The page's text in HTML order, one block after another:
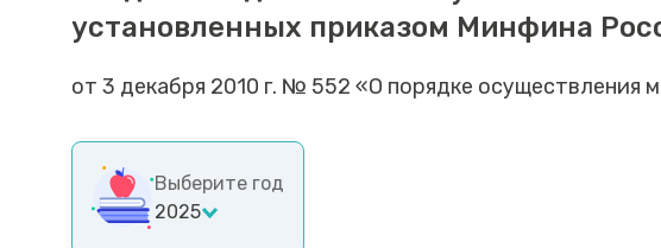
установленных приказом Минфина
от 3 декабря 2010 г. № 552 «О порядке осуществления
Выберите год
2025